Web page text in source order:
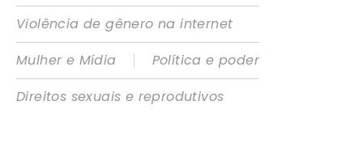
Violência de gênero na internet
Mulher e Mídia
|
Política e poder
Direitos sexuais e reprodutivos